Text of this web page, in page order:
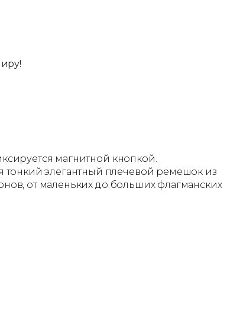
магнитной кнопкой.
тонкий элегантный плечевой ремешок из
от маленьких до больших флагманских